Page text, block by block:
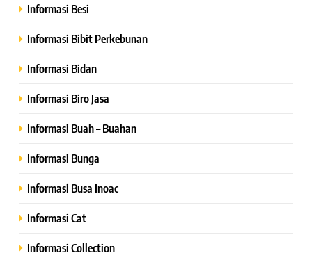
Informasi Besi
Informasi Bibit Perkebunan
Informasi Bidan
Informasi Biro Jasa
Informasi Buah – Buahan
Informasi Bunga
Informasi Busa Inoac
Informasi Cat
Informasi Collection